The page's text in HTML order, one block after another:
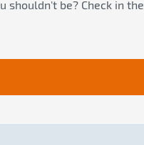
shouldn't be? Check in the